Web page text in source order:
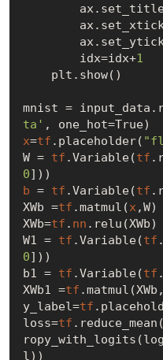
        idx=idx+
1
mnist =
ta'
x=tf .placeholder(
W = tf .Variable(tf
0
b = tf .Variable(tf
XWb =tf .matmul(x ,W)
XWb=tf . nn .relu(XWb)
W1 = tf .Variable(tf
0]))
b1 = tf .Variable(tf
XWb1 =tf
y_label=tf
loss=tf .reduce_mean(
l))